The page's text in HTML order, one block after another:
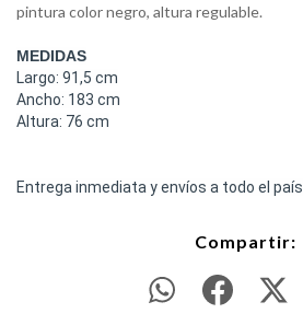
pintura color negro, altura regulable.
MEDIDAS
Largo: 91,5 cm
Ancho: 183 cm
Altura: 76 cm
Entrega inmediata y envíos a todo el país.
Compartir: